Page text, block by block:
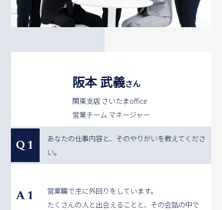
阪本 武義さん
関東支店 さいたまoffice
営業チーム マネージャー
Q1
あなたの仕事内容と、そのやりがいを教えてくださ
い。
A1
営業職で主に外回りをしています。
たくさんの人と出会えることと、その会話の中で